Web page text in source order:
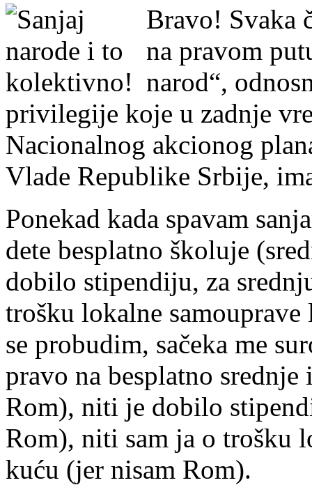
Bravo! Svaka
na pravom
narod“,
privilegije koje u zadnje
Nacionalnog akcionog
Vlade Republike Srbije,
Ponekad kada spavam
dete besplatno školuje
dobilo stipendiju, za
trošku lokalne
se probudim, sačeka me
pravo na besplatno
Rom), niti je dobilo
Rom), niti sam ja o trošku
kuću (jer nisam Rom).